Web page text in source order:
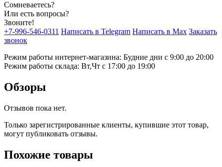
Сомневаетесь?
Или есть вопросы?
Звоните!
+7-996-546-0311 Написать в Telegram Написать в Max Заказать
звонок
Режим работы интернет-магазина: Будние дни с 9:00 до 20:00
Режим работы склада: Вт,Чт с 17:00 до 19:00
Обзоры
Отзывов пока нет.
Только зарегистрированные клиенты, купившие этот товар,
могут публиковать отзывы.
Похожие товары